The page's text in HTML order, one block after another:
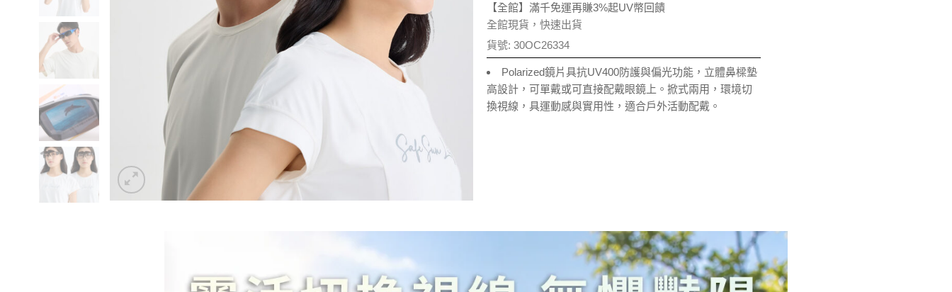
【全館】滿千免運再賺3%起UV幣回饋
全館現貨，快速出貨
貨號: 30OC26334
Polarized鏡片具抗UV400防護與偏光功能，立體鼻樑墊
高設計，可單戴或可直接配戴眼鏡上。掀式兩用，環境切
換視線，具運動感與實用性，適合戶外活動配戴。